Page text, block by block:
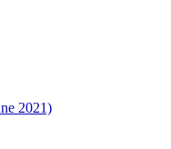
2021)